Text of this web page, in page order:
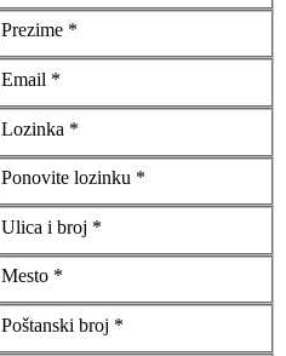
Prezime *
Email *
Lozinka *
Ponovite lozinku *
Ulica i broj *
Mesto *
Poštanski broj *